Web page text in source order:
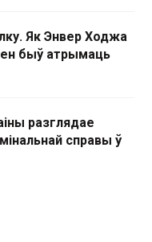
Як Энвер Ходжа
быў атрымаць
разглядае
справы ў